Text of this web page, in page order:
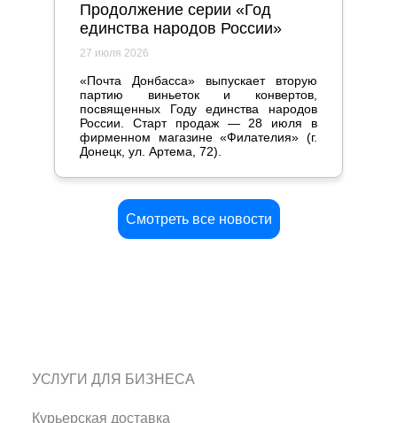
Продолжение серии «Год
единства народов России»
27 июля 2026
«Почта Донбасса» выпускает вторую
партию виньеток и конвертов,
посвященных Году единства народов
России. Старт продаж — 28 июля в
фирменном магазине «Филателия» (г.
Донецк, ул. Артема, 72).
Смотреть все новости
УСЛУГИ ДЛЯ БИЗНЕСА
Курьерская доставка